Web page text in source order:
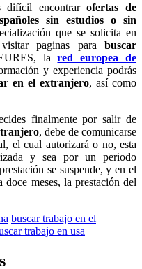
difícil encontrarofertas de
sin estudios o sin
que se solicita en
paginas para buscar
lared europea de
y experiencia podrás
en el extranjero, así como
finalmente por salir de
, debe de comunicarse
el cual autorizará o no, esta
y sea por un periodo
se suspende, y en el
doce meses, la prestación del
buscar trabajo en el
trabajo en usa